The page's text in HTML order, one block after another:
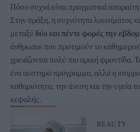
Πόσο συχνά είναι πραγματικά
Στην πράξη, η συχνότητα λουσίματος
μεταξύ δύο και πέντε φορές την
άνθρωποι που προτιμούν το
χρειάζονται πολύ πιο αραιή φροντίδα.
ένα αυστηρό πρόγραμμα, αλλά η
καθαριότητα, την άνεση και την υγεία
κεφαλής.
BEAUTY